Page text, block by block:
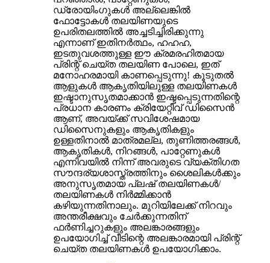
ഡ്രോയിംഗുകൾ അല്ലെങ്കിൽ
ഫോട്ടോകൾ തലയിണയുടെ
ഉപരിതലത്തിൽ അച്ചടിച്ചിരിക്കുന്നു
എന്നാണ് ഇതിനർത്ഥം, ഹഹഹ,
ഇടതുവശത്തുള്ള ഈ ക്രമരഹിതമായ
പ്രിന്റ് ചെയ്ത തലയിണ പോലെ, ഇത്
മനോഹരമായി കാണപ്പെടുന്നു! കൂടുതൽ
ആളുകൾ ആകൃതിയിലുള്ള തലയിണകൾ
ഇഷ്ടാനുസൃതമാക്കാൻ ഇഷ്ടപ്പെടുന്നതിന്റെ
പ്രധാന കാരണം ക്രിയേറ്റീവ് ഡിസൈൻ
ആണ്, അവയ്ക്ക് സവിശേഷമായ
ഡിസൈനുകളും ആകൃതികളും
ഉള്ളതിനാൽ മാത്രമല്ല, തുണിത്തരങ്ങൾ,
ആകൃതികൾ, നിറങ്ങൾ, പാറ്റേണുകൾ
എന്നിവയിൽ നിന്ന് അവരുടെ വ്യക്തിഗത
സൗന്ദര്യശാസ്ത്രത്തിനും ശൈലികൾക്കും
അനുസൃതമായ പ്ലഷ് തലയിണകൾ/
തലയിണകൾ നിർമ്മിക്കാൻ
കഴിയുന്നതിനാലും. മുറിയിലേക്ക് നിറവും
അന്തരീക്ഷവും ചേർക്കുന്നതിന്
ഫർണിച്ചറുകളും അലങ്കാരങ്ങളും
ഉപയോഗിച്ച് വീടിന്റെ അലങ്കാരമായി പ്രിന്റ്
ചെയ്ത തലയിണകൾ ഉപയോഗിക്കാം.